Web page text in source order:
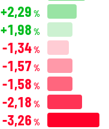
+2,29 %
+1,98 %
-1,34%
-1,57 %
-1,58 %
-2,18 %
-3,26 %